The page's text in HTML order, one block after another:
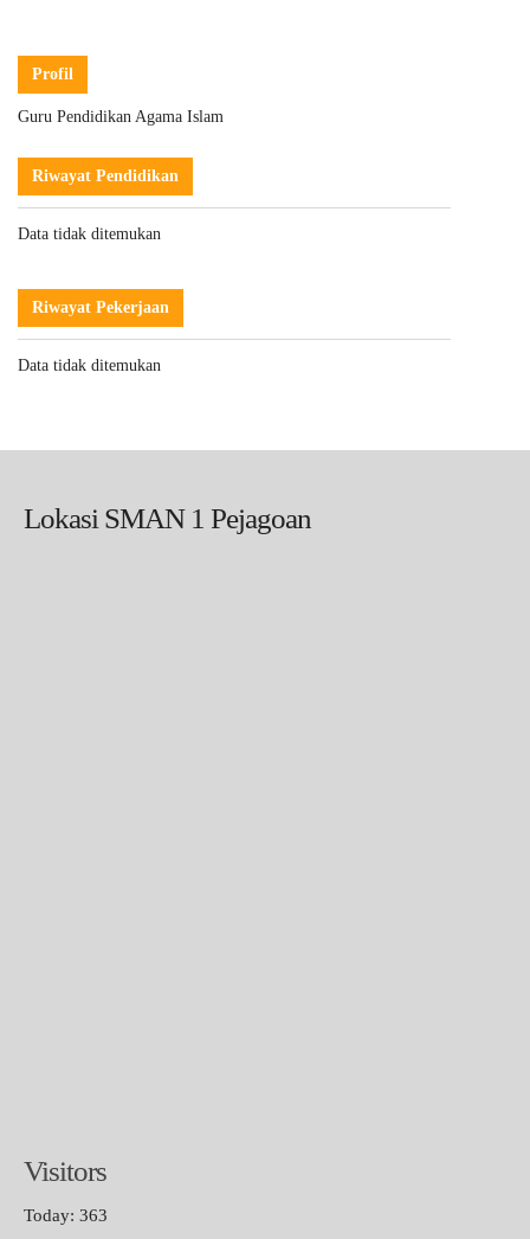
Profil
Guru Pendidikan Agama Islam
Riwayat Pendidikan
Data tidak ditemukan
Riwayat Pekerjaan
Data tidak ditemukan
Lokasi SMAN 1 Pejagoan
Visitors
Today: 363